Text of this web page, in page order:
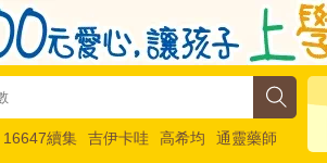
16647續集 吉伊卡哇 高希均
通靈藥師